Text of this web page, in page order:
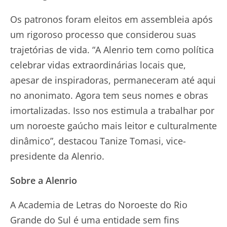
Os patronos foram eleitos em assembleia após
um rigoroso processo que considerou suas
trajetórias de vida. “A Alenrio tem como política
celebrar vidas extraordinárias locais que,
apesar de inspiradoras, permaneceram até aqui
no anonimato. Agora tem seus nomes e obras
imortalizadas. Isso nos estimula a trabalhar por
um noroeste gaúcho mais leitor e culturalmente
dinâmico”, destacou Tanize Tomasi, vice-
presidente da Alenrio.
Sobre a Alenrio
A Academia de Letras do Noroeste do Rio
Grande do Sul é uma entidade sem fins